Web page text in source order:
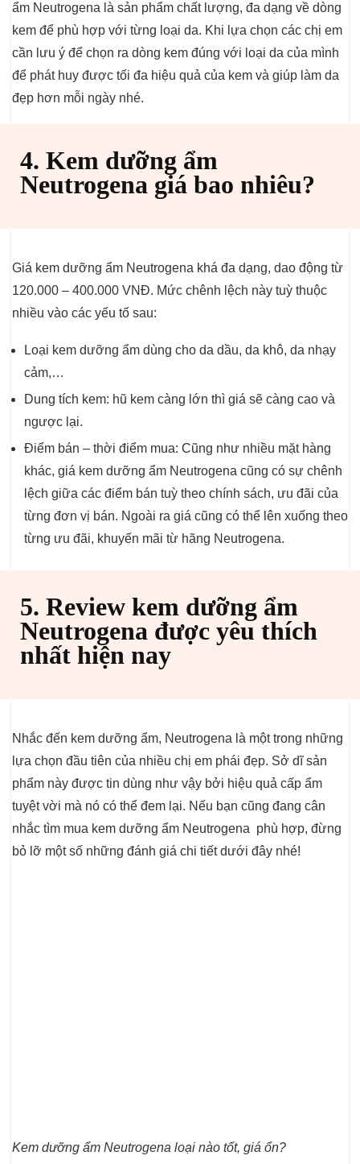
ẩm Neutrogena là sản phẩm chất lượng, đa dạng về dòng
kem để phù hợp với từng loại da. Khi lựa chọn các chị em
cần lưu ý để chọn ra dòng kem đúng với loại da của mình
để phát huy được tối đa hiệu quả của kem và giúp làm da
đẹp hơn mỗi ngày nhé.
4. Kem dưỡng ẩm
Neutrogena giá bao nhiêu?
Giá kem dưỡng ẩm Neutrogena khá đa dạng, dao động từ
120.000 – 400.000 VNĐ. Mức chênh lệch này tuỳ thuộc
nhiều vào các yếu tố sau:
Loại kem dưỡng ẩm dùng cho da dầu, da khô, da nhạy
cảm,…
Dung tích kem: hũ kem càng lớn thì giá sẽ càng cao và
ngược lại.
Điểm bán – thời điểm mua: Cũng như nhiều mặt hàng
khác, giá kem dưỡng ẩm Neutrogena cũng có sự chênh
lệch giữa các điểm bán tuỳ theo chính sách, ưu đãi của
từng đơn vị bán. Ngoài ra giá cũng có thể lên xuống theo
từng ưu đãi, khuyến mãi từ hãng Neutrogena.
5. Review kem dưỡng ẩm
Neutrogena được yêu thích
nhất hiện nay
Nhắc đến kem dưỡng ẩm, Neutrogena là một trong những
lựa chọn đầu tiên của nhiều chị em phái đẹp. Sở dĩ sản
phẩm này được tin dùng như vậy bởi hiệu quả cấp ẩm
tuyệt vời mà nó có thể đem lại. Nếu bạn cũng đang cân
nhắc tìm mua kem dưỡng ẩm Neutrogena phù hợp, đừng
bỏ lỡ một số những đánh giá chi tiết dưới đây nhé!
Kem dưỡng ẩm Neutrogena loại nào tốt, giá ổn?